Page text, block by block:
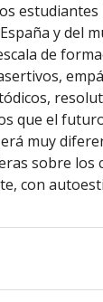
estudiantes
y del
de
que el
muy
sobre los
con